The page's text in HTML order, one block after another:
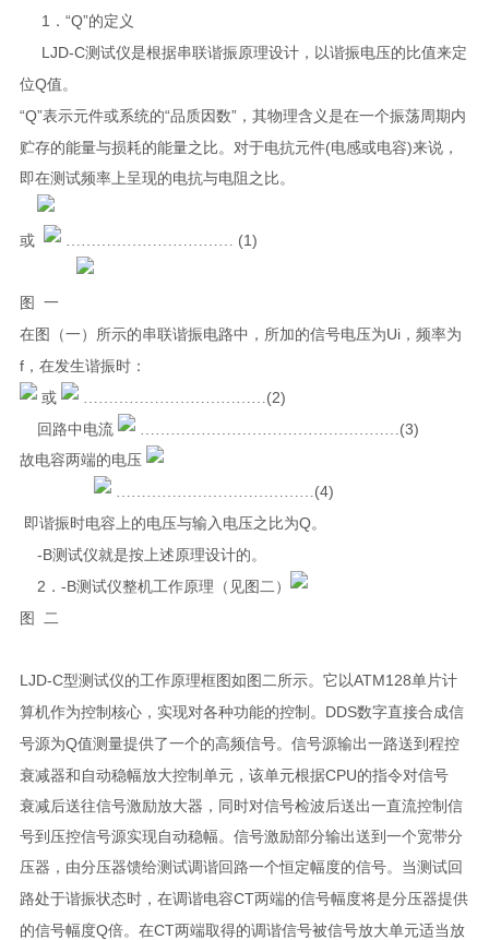
1 ． “Q”的定义
LJD-C测试仪是根据串联谐振原理设计，以谐振电压的比值来定
位Q值。
“Q”表示元件或系统的“品质因数”，其物理含义是在一个振荡周期内
贮存的能量与损耗的能量之比。对于电抗元件(电感或电容)来说，
即在测试频率上呈现的电抗与电阻之比。
或 (1)
图
一
在图（一）所示的串联谐振电路中，所加的信号电压为Ui，频率为
f，在发生谐振时：
或
(2)
回路中电流 (3)
故电容两端的电压
(4)
即谐振时电容上的电压与输入电压之比为Q。
-B测试仪就是按上述原理设计的。
2 ． -B测试仪整机工作原理（见图二）
图
二
LJD-C型测试仪的工作原理框图如图二所示。它以ATM128单片计
算机作为控制核心，实现对各种功能的控制。 DDS数字直接合成信
号源为Q值测量提供了一个的高频信号。信号源输出一路送到程控
衰减器和自动稳幅放大控制单元，该单元根据CPU的指令对信号
衰减后送往信号激励放大器，同时对信号检波后送出一直流控制信
号到压控信号源实现自动稳幅。信号激励部分输出送到一个宽带分
压器，由分压器馈给测试调谐回路一个恒定幅度的信号。当测试回
路处于谐振状态时，在调谐电容CT两端的信号幅度将是分压器提供
的信号幅度Q倍。在CT两端取得的调谐信号被信号放大单元适当放